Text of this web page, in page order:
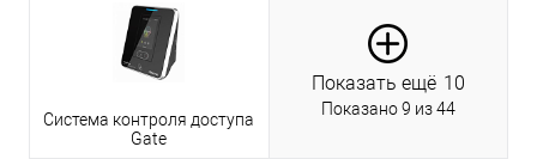
Система контроля доступа
Gate
Показать ещё 10
Показано 9 из 44